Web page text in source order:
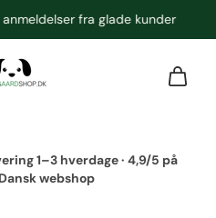
fra glade kunder
1–3 hverdage · 4,9/5 på
webshop